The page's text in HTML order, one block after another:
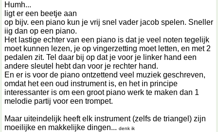
Humh...
ligt er een beetje aan
op bijv. een piano kun je vrij snel vader jacob spelen. Sneller
iig dan op een piano.
Het lastige echter van een piano is dat je veel noten tegelijk
moet kunnen lezen, je op vingerzetting moet letten, en met 2
pedalen zit. Tel daar bij op dat je voor je linker hand een
andere sleutel hebt dan voor je rechter hand.
En er is voor de piano ontzettend veel muziek geschreven,
omdat het een oud instrument is, en het in principe
interessanter is om een groot piano werk te maken dan 1
melodie partij voor een trompet.
Maar uiteindelijk heeft elk instrument (zelfs de triangel) zijn
moeilijke en makkelijke dingen... denk ik